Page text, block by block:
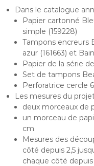
Dans le catalogue
Papier cartonné
simple (159228)
Tampons encreurs
azur (161663) et
Papier de la série
Set de tampons
Perforatrice cercle
Les mesures du
deux morceaux de
un morceau de
cm
Mesures des
côté depuis 2,5
chaque côté depuis